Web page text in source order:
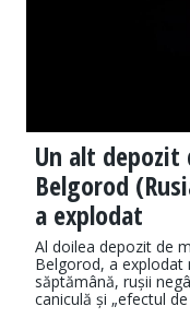
Un alt
Belgorod
a explodat
Al doilea depozit de
Belgorod, a explodat
săptămână, rușii
caniculă și „efectul de